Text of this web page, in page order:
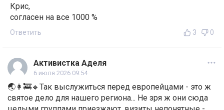
Крис,
согласен на все 1000 %
Ответить 3 0
Активистка Аделя
6 июля 2026 09:54
🌏👩‍🚒🔹Так выслужиться перед европейцами - это ж
святое дело для нашего региона... Не зря ж они сюда